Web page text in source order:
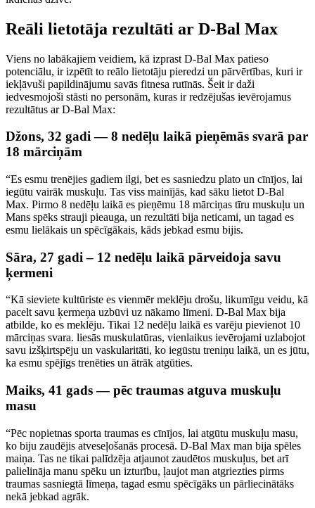
Reāli lietotāja rezultāti ar D-Bal Max
Viens no labākajiem veidiem, kā izprast D-Bal Max patieso
potenciālu, ir izpētīt to reālo lietotāju pieredzi un pārvērtības, kuri ir
iekļāvuši papildinājumu savās fitnesa rutīnās. Šeit ir daži
iedvesmojoši stāsti no personām, kuras ir redzējušas ievērojamus
rezultātus ar D-Bal Max:
Džons, 32 gadi — 8 nedēļu laikā pieņēmās svarā par
18 mārciņām
“Es esmu trenējies gadiem ilgi, bet es sasniedzu plato un cīnījos, lai
iegūtu vairāk muskuļu. Tas viss mainījās, kad sāku lietot D-Bal
Max. Pirmo 8 nedēļu laikā es pieņēmu 18 mārciņas tīru muskuļu un
Mans spēks strauji pieauga, un rezultāti bija neticami, un tagad es
esmu lielākais un spēcīgākais, kāds jebkad esmu bijis.
Sāra, 27 gadi – 12 nedēļu laikā pārveidoja savu
ķermeni
“Kā sieviete kultūriste es vienmēr meklēju drošu, likumīgu veidu, kā
pacelt savu ķermeņa uzbūvi uz nākamo līmeni. D-Bal Max bija
atbilde, ko es meklēju. Tikai 12 nedēļu laikā es varēju pievienot 10
mārciņas svara. liesās muskulatūras, vienlaikus ievērojami uzlabojot
savu izšķirtspēju un vaskularitāti, ko iegūstu treniņu laikā, un es jūtu,
ka esmu spējīgs trenēties un ātrāk atgūties.
Maiks, 41 gads — pēc traumas atguva muskuļu
masu
“Pēc nopietnas sporta traumas es cīnījos, lai atgūtu muskuļu masu,
ko biju zaudējis atveseļošanās procesā. D-Bal Max man bija spēles
maiņa. Tas ne tikai palīdzēja atjaunot zaudētos muskuļus, bet arī
palielināja manu spēku un izturību, ļaujot man atgriezties pirms
traumas sasniegtā līmeņa, tagad esmu spēcīgāks un pārliecinātāks
nekā jebkad agrāk.